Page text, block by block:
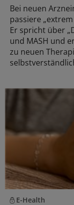
Bei neuen
passiere
Er spricht über
und MASH und
zu neuen
E-Health